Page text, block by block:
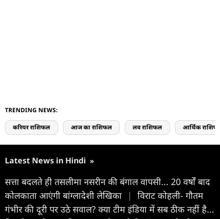
TRENDING NEWS:
करियर राशिफल आज का राशिफल लव राशिफल आर्थिक
Latest News in Hindi »
सत्ता बदलते ही तसलीमा नसरीन की बंगाल वापसी... 20 वर्षों बाद
कोलकाता आएंगी बांग्लादेशी लेखिका
|
व‍िराट कोहली- गौतम
गंभीर की दूरी पर उठे सवाल? क्या टीम इंडिया में सब ठीक नहीं है...